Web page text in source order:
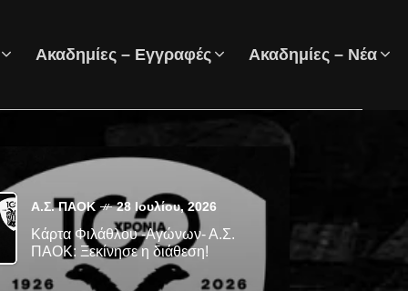
Ακαδημίες – Εγγραφές Ακαδημίες – Νέα
Α.Σ. ΠΑΟΚ 28 Ιουλίου, 2026
Κάρτα Φιλάθλου -Αγώνων- Α.Σ.
ΠΑΟΚ: Ξεκίνησε η διάθεση!